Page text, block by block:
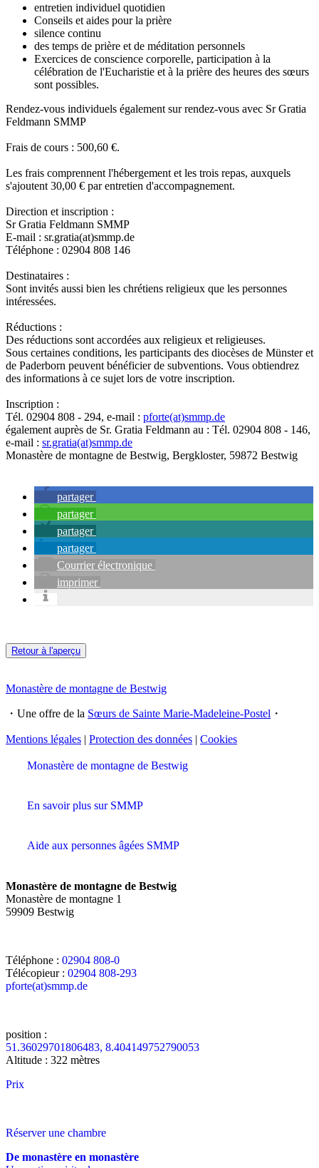
entretien individuel quotidien
Conseils et aides pour la prière
silence continu
des temps de prière et de méditation personnels
Exercices de conscience corporelle, participation à la
célébration de l'Eucharistie et à la prière des heures des sœurs
sont possibles.
Rendez-vous individuels également sur rendez-vous avec Sr Gratia
Feldmann SMMP
Frais de cours : 500,60 €.
Les frais comprennent l'hébergement et les trois repas, auxquels
s'ajoutent 30,00 € par entretien d'accompagnement.
Direction et inscription :
Sr Gratia Feldmann SMMP
E-mail : sr.gratia(at)smmp.de
Téléphone : 02904 808 146
Destinataires :
Sont invités aussi bien les chrétiens religieux que les personnes
intéressées.
Réductions :
Des réductions sont accordées aux religieux et religieuses.
Sous certaines conditions, les participants des diocèses de Münster et
de Paderborn peuvent bénéficier de subventions. Vous obtiendrez
des informations à ce sujet lors de votre inscription.
Inscription :
Tél. 02904 808 - 294, e-mail : pforte(at)smmp.de
également auprès de Sr. Gratia Feldmann au : Tél. 02904 808 - 146,
e-mail : sr.gratia(at)smmp.de
Monastère de montagne de Bestwig, Bergkloster, 59872 Bestwig
partager
partager
partager
partager
Courrier électronique
imprimer
Retour à l'aperçu
Monastère de montagne de Bestwig
・Une offre de la Sœurs de Sainte Marie-Madeleine-Postel ・
Mentions légales | Protection des données | Cookies
Monastère de montagne de Bestwig
En savoir plus sur SMMP
Aide aux personnes âgées SMMP
Monastère de montagne de Bestwig
Monastère de montagne 1
59909 Bestwig
Téléphone : 02904 808-0
Télécopieur : 02904 808-293
pforte(at)smmp.de
position :
51.36029701806483, 8.404149752790053
Altitude : 322 mètres
Prix
Réserver une chambre
De monastère en monastère